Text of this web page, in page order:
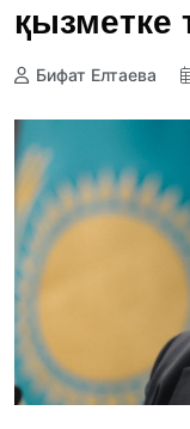
қызметке
Бифат Елтаева